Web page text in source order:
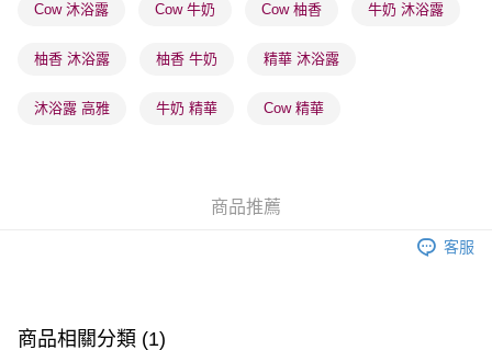
每筆HK$65.00，滿HK$300.00或以上免運費
確認發貨後1-3 工作天送達，訂單將隨機分配至SF順豐速運或京東
每筆HK$65.00，滿HK$300.00或以上免運費
每筆HK$20.00，滿HK$100.00或以上免運費
(澳門門市) 只顯示可選門市。確認發貨後2-5個工作天到店，3天內
Cow 沐浴露 Cow 牛奶 Cow 柚香 牛奶 沐浴露
柚香 沐浴露 柚香 牛奶 精華 沐浴露
沐浴露 高雅 牛奶 精華 Cow 精華
商品推薦
客服
商品相關分類 (1)